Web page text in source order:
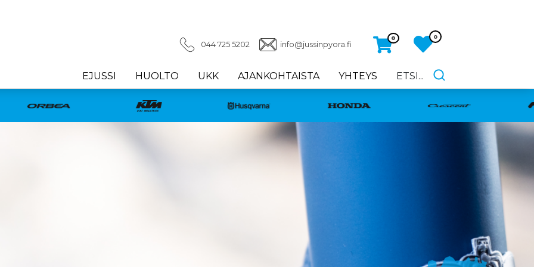
044 725 5202 info@jussinpyora.fi
0 0
EJUSSI HUOLTO UKK AJANKOHTAISTA YHTEYS ETSI...